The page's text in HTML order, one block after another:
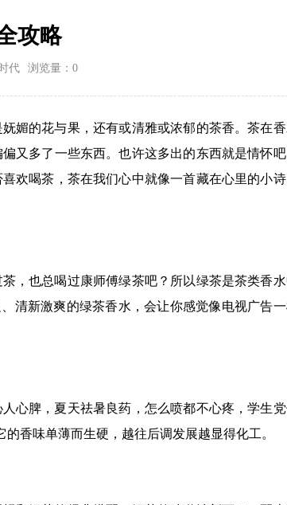
攻略
代 浏览量： 0
媚的花与果，还有或清雅或浓郁的茶香。茶在香
又多了一些东西。也许这多出的东西就是情怀吧
欢喝茶，茶在我们心中就像一首藏在心里的小
，也总喝过康师傅绿茶吧？所以绿茶是茶类香
清新激爽的绿茶香水，会让你感觉像电视广告一
心脾，夏天祛暑良药，怎么喷都不心疼，学生
香味单薄而生硬，越往后调发展越显得化工。